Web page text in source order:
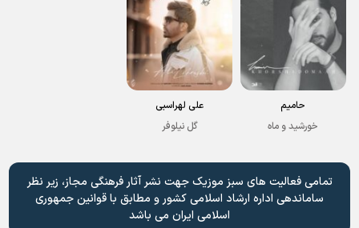
حامیم
خورشید و ماه
علی لهراسبی
گل نیلوفر
تمامی فعالیت های سبز موزیک جهت نشر آثار فرهنگی مجاز، زیر نظر
ساماندهی اداره ارشاد اسلامی کشور و مطابق با قوانین جمهوری
اسلامی ایران می باشد